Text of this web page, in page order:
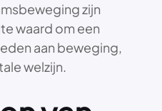
zijn
waard om een
aan beweging,
welzijn.